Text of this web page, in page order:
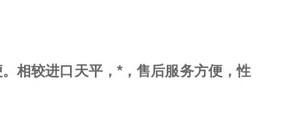
相较进口天平，*，售后服务方便，性